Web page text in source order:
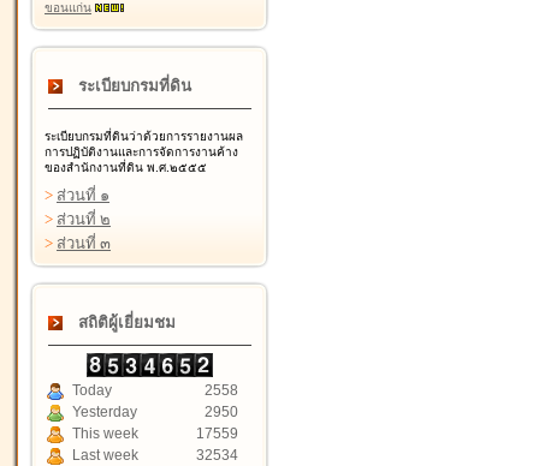
ขอนแก่น
ระเบียบกรมที่ดิน
ระเบียบกรมที่ดินว่าด้วยการรายงานผล
การปฏิบัติงานและการจัดการงานค้าง
ของสำนักงานที่ดิน พ.ศ.๒๕๕๕
> ส่วนที่ ๑
> ส่วนที่ ๒
> ส่วนที่ ๓
สถิติผู้เยี่ยมชม
Today
2558
Yesterday
2950
This week
17559
Last week
32534